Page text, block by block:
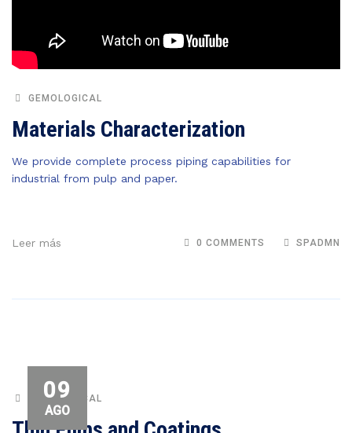
GEMOLOGICAL
Materials Characterization
We provide complete process piping capabilities for
industrial from pulp and paper.
Leer más 0 COMMENTS SPADMN
09
AGO
GEMOLOGICAL